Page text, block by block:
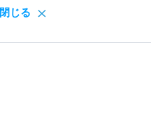
閉じる